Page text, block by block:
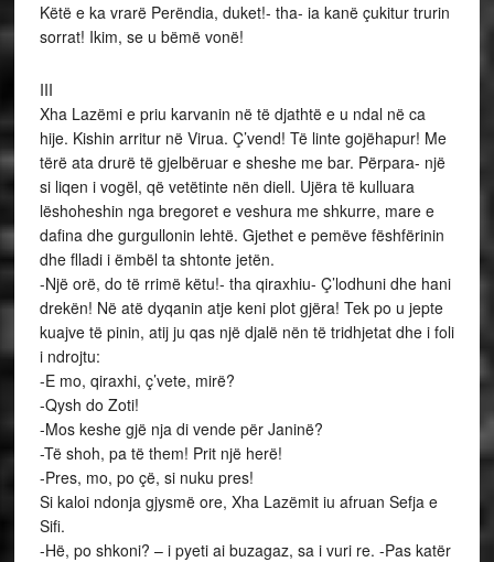
Këtë e ka vrarë Perëndia, duket!- tha- ia kanë çukitur trurin
sorrat! Ikim, se u bëmë vonë!
III
Xha Lazëmi e priu karvanin në të djathtë e u ndal në ca
hije. Kishin arritur në Virua. Ç’vend! Të linte gojëhapur! Me
tërë ata drurë të gjelbëruar e sheshe me bar. Përpara- një
si liqen i vogël, që vetëtinte nën diell. Ujëra të kulluara
lëshoheshin nga bregoret e veshura me shkurre, mare e
dafina dhe gurgullonin lehtë. Gjethet e pemëve fëshfërinin
dhe flladi i ëmbël ta shtonte jetën.
-Një orë, do të rrimë këtu!- tha qiraxhiu- Ç’lodhuni dhe hani
drekën! Në atë dyqanin atje keni plot gjëra! Tek po u jepte
kuajve të pinin, atij ju qas një djalë nën të tridhjetat dhe i foli
i ndrojtu:
-E mo, qiraxhi, ç’vete, mirë?
-Qysh do Zoti!
-Mos keshe gjë nja di vende për Janinë?
-Të shoh, pa të them! Prit një herë!
-Pres, mo, po çë, si nuku pres!
Si kaloi ndonja gjysmë ore, Xha Lazëmit iu afruan Sefja e
Sifi.
-Hë, po shkoni? – i pyeti ai buzagaz, sa i vuri re. -Pas katër